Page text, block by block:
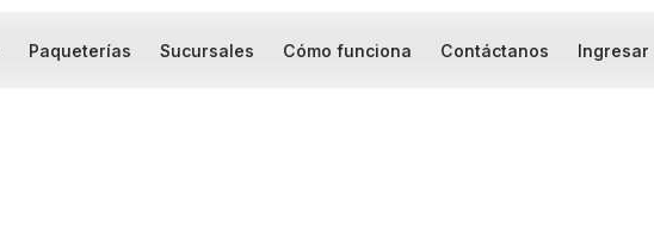
Paqueterías Sucursales Cómo funciona Contáctanos Ingresar